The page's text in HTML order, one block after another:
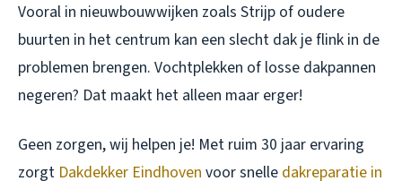
Vooral in nieuwbouwwijken zoals Strijp of oudere
buurten in het centrum kan een slecht dak je flink in de
problemen brengen. Vochtplekken of losse dakpannen
negeren? Dat maakt het alleen maar erger!
Geen zorgen, wij helpen je! Met ruim 30 jaar ervaring
zorgt Dakdekker Eindhoven voor snelle dakreparatie in